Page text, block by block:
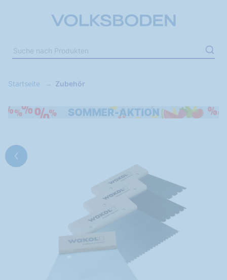
Startseite Zubehör